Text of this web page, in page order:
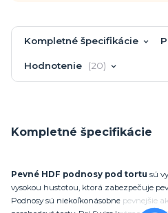
Kompletné špecifikácie
Hodnotenie 20
Kompletné špecifikácie
Pevné HDF podnosy pod tortu sú
vysokou hustotou, ktorá zabezpečuje
Podnosy sú niekoľkonásobne pevnejšie